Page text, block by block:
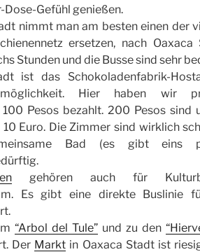
Dose-Gefühl genießen.
nimmt man am besten einen der
ersetzen, nach Oaxaca
Stunden und die Busse sind sehr
ist das Schokoladenfabrik-
Hier haben wir
Pesos bezahlt. 200 Pesos sind
Euro. Die Zimmer sind wirklich
Bad (es gibt eins
gehören auch für
Es gibt eine direkte Buslinie
“Arbol del Tule”und zu den
Der Markt in Oaxaca Stadt ist